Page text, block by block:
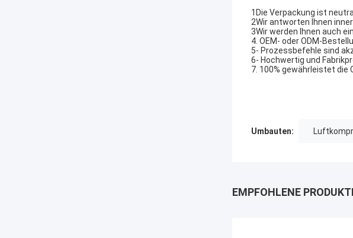
1Die Verpackung ist
2Wir antworten Ihnen
3Wir werden Ihnen auch
4. OEM- oder ODM-
5- Prozessbefehle sind
6- Hochwertig und
7. 100% gewährleistet die
Umbauten:
EMPFOHLENE